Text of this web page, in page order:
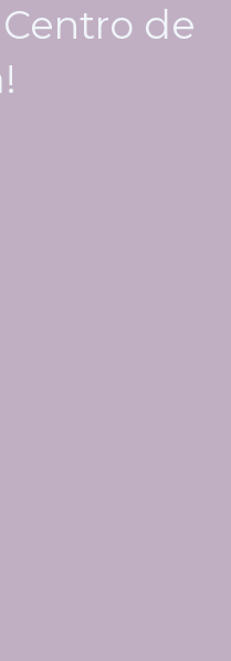
de